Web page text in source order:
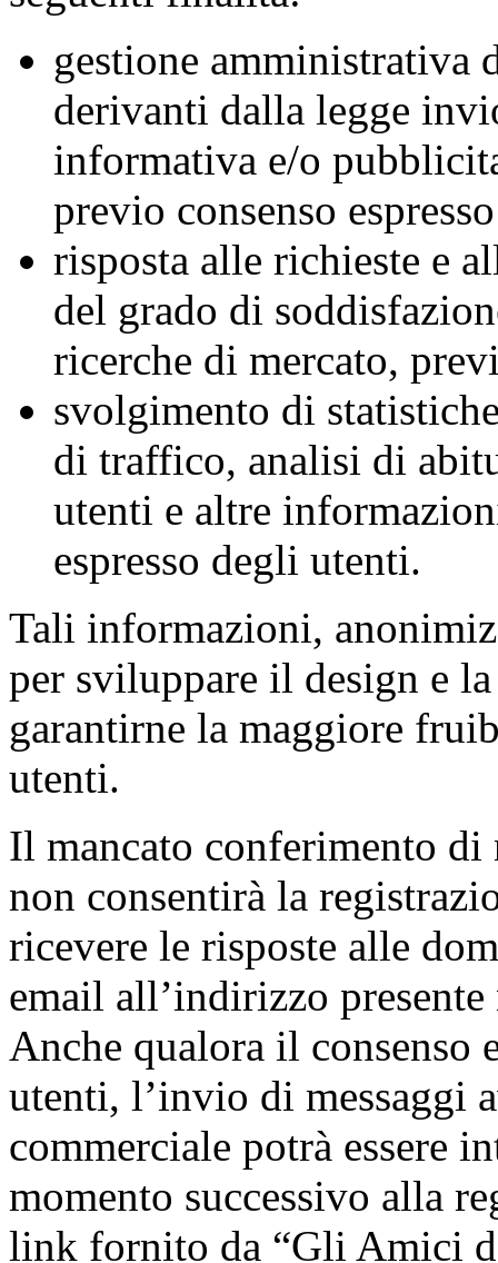
gestione amministrativa
derivanti dalla legge
informativa e/o
previo consenso
risposta alle richieste e
del grado di
ricerche di mercato,
svolgimento di
di traffico, analisi di
utenti e altre
espresso degli utenti.
Tali informazioni,
per sviluppare il design e
garantirne la maggiore
utenti.
Il mancato conferimento
non consentirà la
ricevere le risposte alle
email all’indirizzo
Anche qualora il consenso
utenti, l’invio di messaggi
commerciale potrà essere
momento successivo alla
link fornito da “Gli Amici